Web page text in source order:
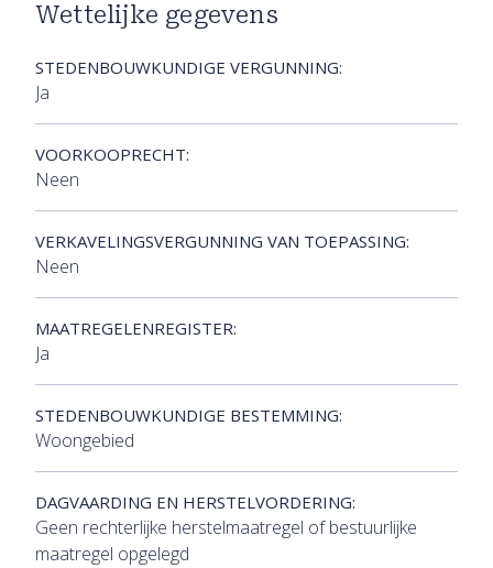
Wettelijke gegevens
STEDENBOUWKUNDIGE VERGUNNING:
Ja
VOORKOOPRECHT:
Neen
VERKAVELINGSVERGUNNING VAN TOEPASSING:
Neen
MAATREGELENREGISTER:
Ja
STEDENBOUWKUNDIGE BESTEMMING:
Woongebied
DAGVAARDING EN HERSTELVORDERING:
Geen rechterlijke herstelmaatregel of bestuurlijke
maatregel opgelegd